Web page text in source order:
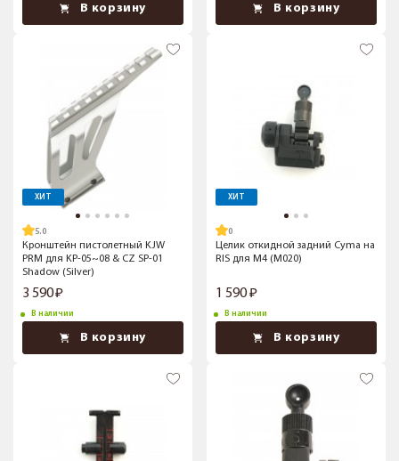
В корзину В корзину
ХИТ
5.0
Кронштейн пистолетный KJW
PRM для KP-05~08 & CZ SP-01
Shadow (Silver)
3 590
В наличии
В корзину
ХИТ
Целик откидной задний Cyma на
RIS для M4 (M020)
1 590
В наличии
В корзину